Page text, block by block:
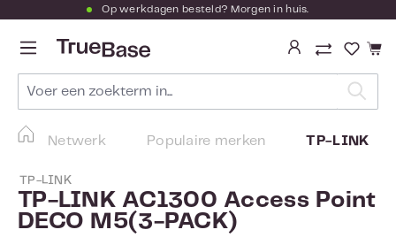
Ga naar de hoofdinhoud
Op werkdagen besteld? Morgen in huis.
Je
Netwerk Populaire merken TP-LINK
TP-LINK
TP-LINK AC1300 Access Point
DECO M5(3-PACK)